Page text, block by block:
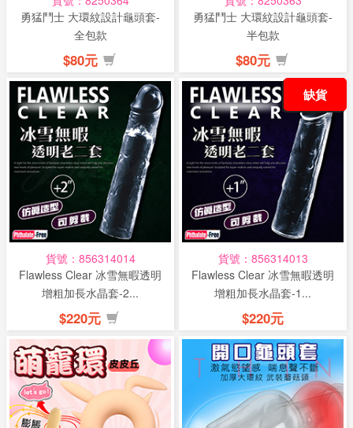
勇猛鬥士 大環紋設計龜頭套-
全包款
$80元
勇猛鬥士 大環紋設計龜頭套-
半包款
$80元
貨號：856314014
Flawless Clear 冰雪無暇透明
增粗加長水晶套-2...
$220元
貨號：856314013
Flawless Clear 冰雪無暇透明
增粗加長水晶套-1...
$220元
缺貨